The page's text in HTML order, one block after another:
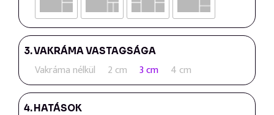
3.VAKRÁMA VASTAGSÁGA
Vakráma nélkül 2 cm 3 cm 4 cm
4. HATÁSOK